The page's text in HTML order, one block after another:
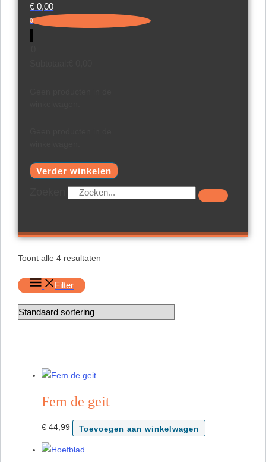
€ 0,00
0
Verder winkelen
Toont alle 4 resultaten
Filter
Fem de geit
€ 44,99 Toevoegen aan winkelwagen